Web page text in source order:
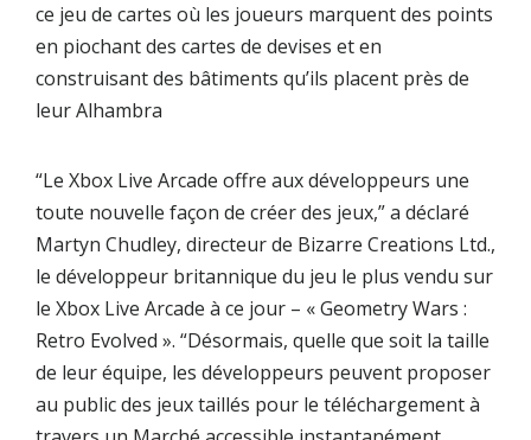
ce jeu de cartes où les joueurs marquent des points
en piochant des cartes de devises et en
construisant des bâtiments qu’ils placent près de
leur Alhambra
“Le Xbox Live Arcade offre aux développeurs une
toute nouvelle façon de créer des jeux,” a déclaré
Martyn Chudley, directeur de Bizarre Creations Ltd.,
le développeur britannique du jeu le plus vendu sur
le Xbox Live Arcade à ce jour – « Geometry Wars :
Retro Evolved ». “Désormais, quelle que soit la taille
de leur équipe, les développeurs peuvent proposer
au public des jeux taillés pour le téléchargement à